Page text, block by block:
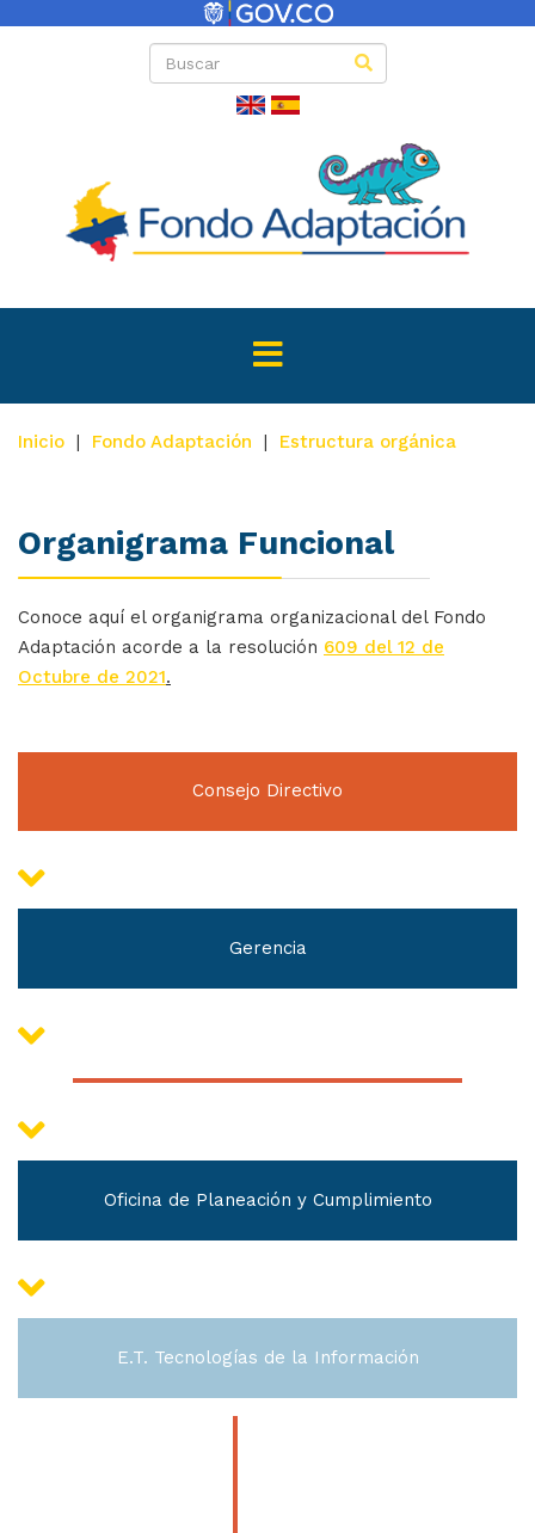
Inicio | Fondo Adaptación | Estructura orgánica
Organigrama Funcional
Conoce aquí el organigrama organizacional del Fondo
Adaptación acorde a la resolución 609 del 12 de
Octubre de 2021.
Consejo Directivo
Gerencia
Oficina de Planeación y Cumplimiento
E.T. Tecnologías de la Información